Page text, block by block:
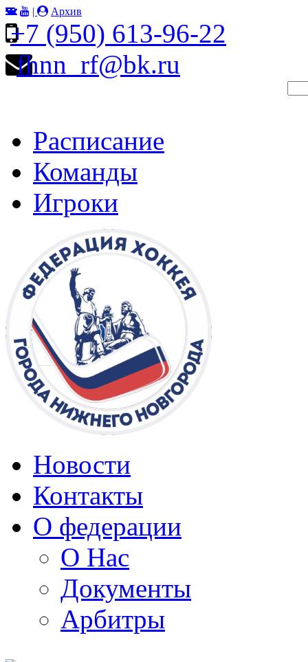
| Архив
+7 (950) 613-96-22
fhnn_rf@bk.ru
Расписание
Команды
Игроки
Новости
Контакты
О федерации
О Нас
Документы
Арбитры